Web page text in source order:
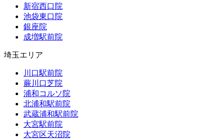
新宿西口院
池袋東口院
銀座院
成増駅前院
埼玉エリア
川口駅前院
蕨川口芝院
浦和コルソ院
北浦和駅前院
武蔵浦和駅前院
大宮駅前院
大宮区天沼院